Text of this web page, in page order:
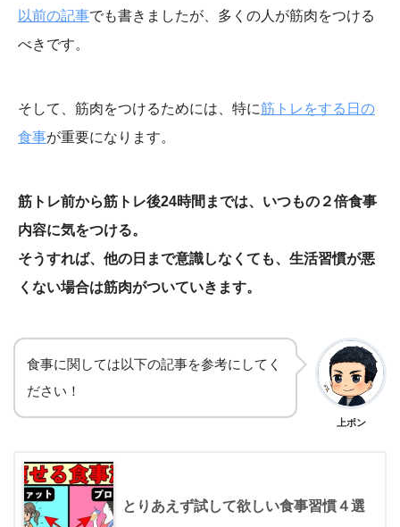
以前の記事でも書きましたが、多くの人が筋肉をつける
べきです。
そして、筋肉をつけるためには、特に筋トレをする日の
食事が重要になります。
筋トレ前から筋トレ後24時間までは、いつもの２倍食事
内容に気をつける。
そうすれば、他の日まで意識しなくても、生活習慣が悪
くない場合は筋肉がついていきます。
食事に関しては以下の記事を参考にしてく
ださい！
上ポン
とりあえず試して欲しい食事習慣４選